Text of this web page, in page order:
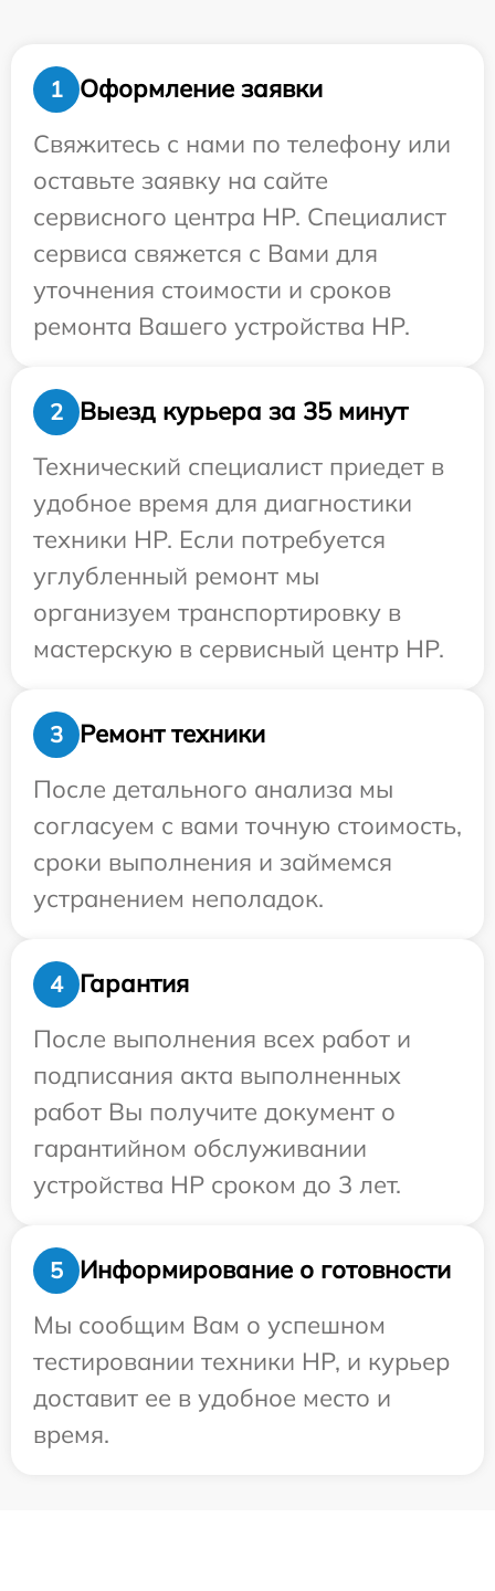
1
Оформление заявки
Свяжитесь с нами по телефону или
оставьте заявку на сайте
сервисного центра HP. Специалист
сервиса свяжется с Вами для
уточнения стоимости и сроков
ремонта Вашего устройства HP.
2
Выезд курьера за 35 минут
Технический специалист приедет в
удобное время для диагностики
техники HP. Если потребуется
углубленный ремонт мы
организуем транспортировку в
мастерскую в сервисный центр HP.
3
Ремонт техники
После детального анализа мы
согласуем с вами точную стоимость,
сроки выполнения и займемся
устранением неполадок.
4
Гарантия
После выполнения всех работ и
подписания акта выполненных
работ Вы получите документ о
гарантийном обслуживании
устройства HP сроком до 3 лет.
5
Информирование о готовности
Мы сообщим Вам о успешном
тестировании техники HP, и курьер
доставит ее в удобное место и
время.